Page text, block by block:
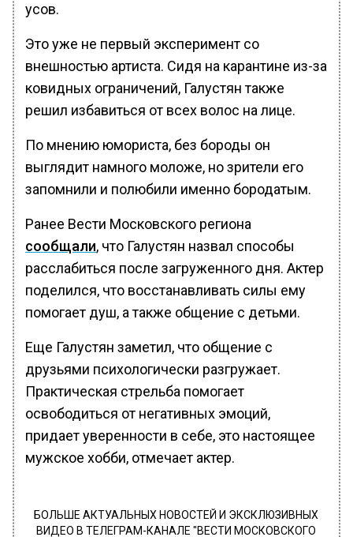
усов.
Это уже не первый эксперимент со
внешностью артиста. Сидя на карантине из-за
ковидных ограничений, Галустян также
решил избавиться от всех волос на лице.
По мнению юмориста, без бороды он
выглядит намного моложе, но зрители его
запомнили и полюбили именно бородатым.
Ранее Вести Московского региона
сообщали, что Галустян назвал способы
расслабиться после загруженного дня. Актер
поделился, что восстанавливать силы ему
помогает душ, а также общение с детьми.
Еще Галустян заметил, что общение с
друзьями психологически разгружает.
Практическая стрельба помогает
освободиться от негативных эмоций,
придает уверенности в себе, это настоящее
мужское хобби, отмечает актер.
БОЛЬШЕ АКТУАЛЬНЫХ НОВОСТЕЙ И ЭКСКЛЮЗИВНЫХ
ВИДЕО В ТЕЛЕГРАМ-КАНАЛЕ "ВЕСТИ МОСКОВСКОГО